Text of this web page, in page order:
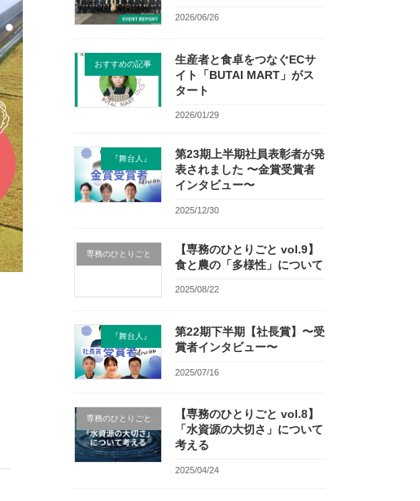
2026/06/26
おすすめの記事
生産者と食卓をつなぐECサ
イト「BUTAI MART」がス
タート
2026/01/29
『舞台人』
第23期上半期社員表彰者が発
表されました 〜金賞受賞者
インタビュー〜
2025/12/30
専務のひとりごと
【専務のひとりごと vol.9】
食と農の「多様性」について
2025/08/22
『舞台人』
第22期下半期【社長賞】〜受
賞者インタビュー〜
2025/07/16
専務のひとりごと
【専務のひとりごと vol.8】
「水資源の大切さ」について
考える
2025/04/24